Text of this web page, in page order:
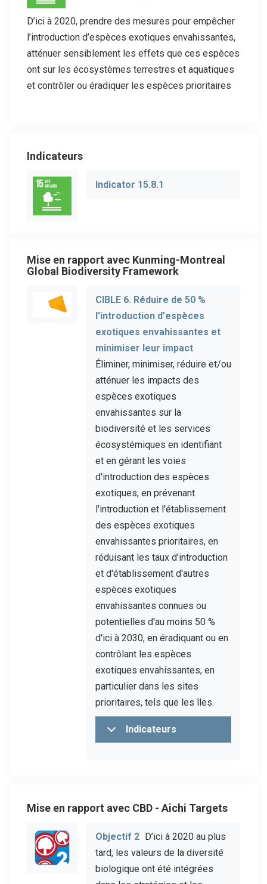
D’ici à 2020, prendre des mesures pour empêcher
l’introduction d’espèces exotiques envahissantes,
atténuer sensiblement les effets que ces espèces
ont sur les écosystèmes terrestres et aquatiques
et contrôler ou éradiquer les espèces prioritaires
Indicateurs
Indicator 15.8.1
Mise en rapport avec Kunming-Montreal
Global Biodiversity Framework
CIBLE 6. Réduire de 50 %
l'introduction d'espèces
exotiques envahissantes et
minimiser leur impact
Éliminer, minimiser, réduire et/ou
atténuer les impacts des
espèces exotiques
envahissantes sur la
biodiversité et les services
écosystémiques en identifiant
et en gérant les voies
d'introduction des espèces
exotiques, en prévenant
l'introduction et l'établissement
des espèces exotiques
envahissantes prioritaires, en
réduisant les taux d'introduction
et d'établissement d'autres
espèces exotiques
envahissantes connues ou
potentielles d'au moins 50 %
d'ici à 2030, en éradiquant ou en
contrôlant les espèces
exotiques envahissantes, en
particulier dans les sites
prioritaires, tels que les îles.
Indicateurs
Mise en rapport avec CBD - Aichi Targets
Objectif 2 D’ici à 2020 au plus
tard, les valeurs de la diversité
biologique ont été intégrées